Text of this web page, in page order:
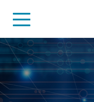
Voor Thuis
Business
Industrial
Support
Resources
Partners